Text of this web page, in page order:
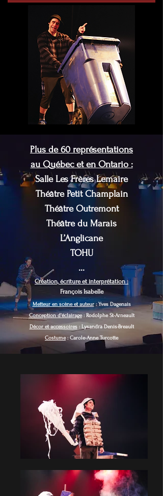
Plus de 60 représentations
au Québec et en Ontario :
Salle Les Frères Lemaire
Théâtre Petit Champlain
Théâtre Outremont
Théâtre du Marais
L’Anglicane
TOHU
...
Création, écriture et interprétation :
François Isabelle
Metteur en scène et auteur: Yves Dagenais
Conception d'éclairage: Rodolphe St-Arneault
​Décor et accessoires: Lysandra Denis-Breault
Costume: Carole-Anne Turcotte